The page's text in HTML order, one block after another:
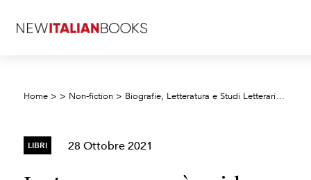
Home > > Non-fiction > Biografie, Letteratura e Studi Letterari>
LIBRI 28 Ottobre 2021